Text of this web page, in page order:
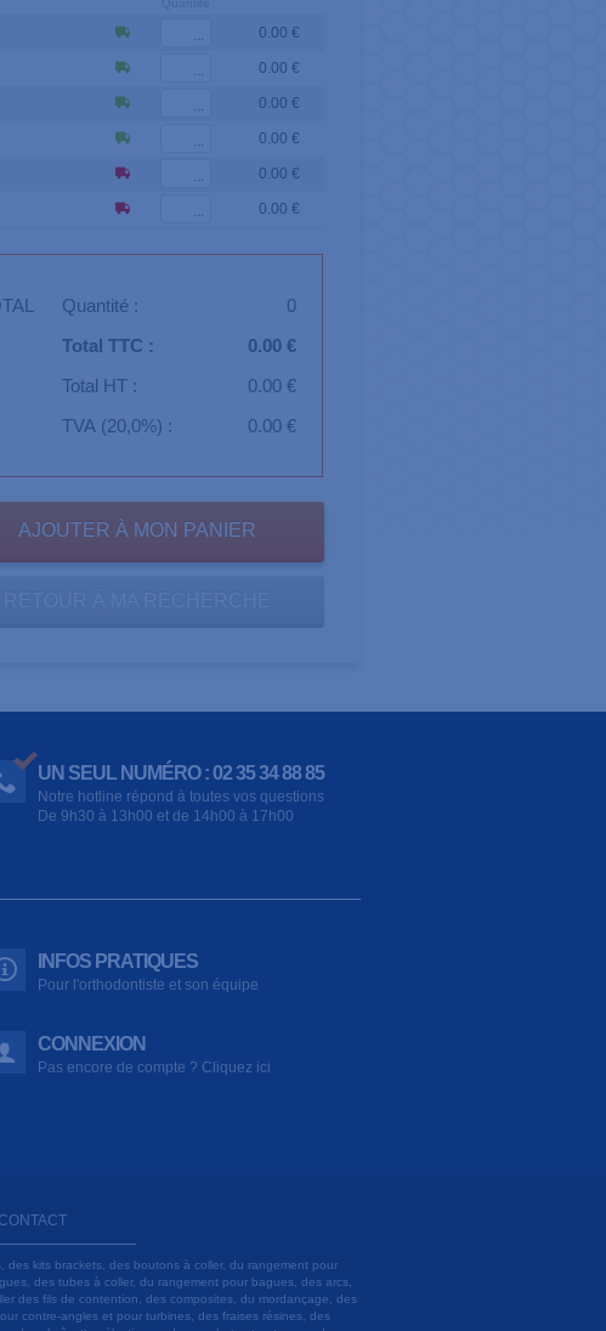
0.00 €
0.00 €
0.00 €
0.00 €
0.00 €
0.00 €
Quantité :
0
Total TTC :
0.00 €
Total HT :
0.00 €
TVA (20,0%) :
0.00 €
UN SEUL NUMÉRO : 02 35 34 88 85
Notre hotline répond à toutes vos questions
De 9h30 à 13h00 et de 14h00 à 17h00
INFOS PRATIQUES
Pour l'orthodontiste et son équipe
CONNEXION
Pas encore de compte ? Cliquez ici
CONTACT
kits brackets, des boutons à coller, du rangement pour
des tubes à coller, du rangement pour bagues, des arcs,
des fils de contention, des composites, du mordançage, des
contre-angles et pour turbines, des fraises résines, des